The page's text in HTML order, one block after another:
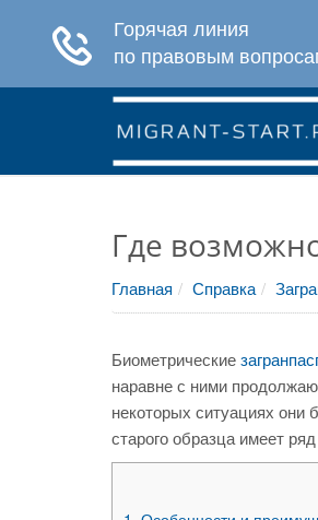
Где
Главная Справка
Биометрические
наравне с ними
некоторых ситуациях они
старого образца имеет